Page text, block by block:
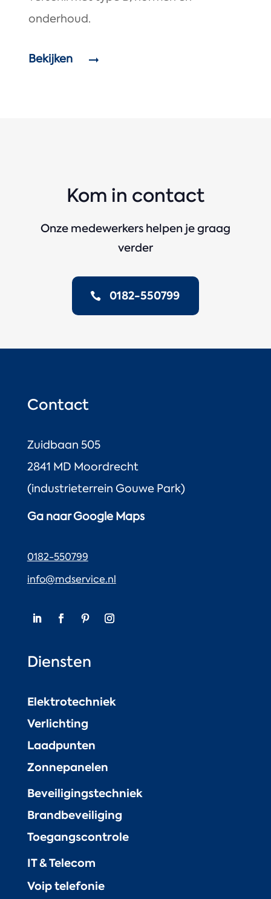
onderhoud.
Bekijken
Kom in contact
Onze medewerkers helpen je graag
verder
0182-550799
Contact
Zuidbaan 505
2841 MD Moordrecht
(industrieterrein Gouwe Park)
Ga naar Google Maps
0182-550799
info@mdservice.nl
Diensten
Elektrotechniek
Verlichting
Laadpunten
Zonnepanelen
Beveiligingstechniek
Brandbeveiliging
Toegangscontrole
IT & Telecom
Voip telefonie